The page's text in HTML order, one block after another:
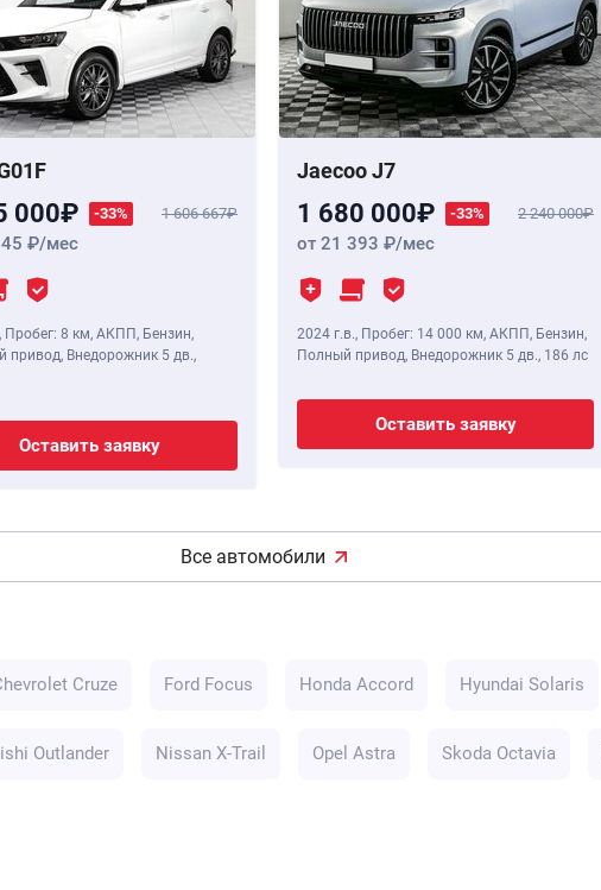
000 -33% 1 606 667
/мес
, Пробег: 8 км, АКПП, Бензин,
привод, Внедорожник 5 дв.,
Оставить заявку
Jaecoo J7
1 680 000 -33% 2 240 000
от 21 393 /мес
2024 г.в., Пробег: 14 000 км, АКПП, Бензин,
Полный привод, Внедорожник 5 дв., 186 лс
Оставить заявку
Все автомобили
Cruze Ford Focus Honda Accord Hyundai Solaris
Outlander Nissan X-Trail Opel Astra Skoda Octavia